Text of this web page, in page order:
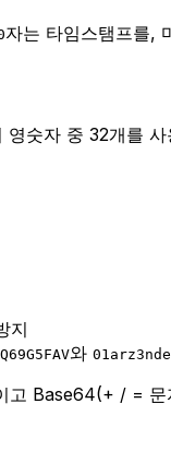
자는 타임스탬프를,
숫자 중 32개를 사
지
와
Base64(+ / =